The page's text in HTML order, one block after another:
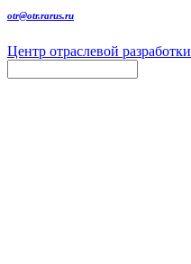
otr@otr.rarus.ru
Центр отраслевой разработки